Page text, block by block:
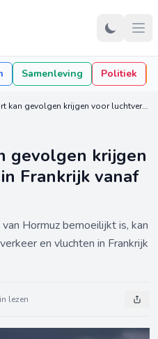
Samenleving Politiek
Kerosinetekort kan gevolgen krijgen voor luchtverkeer in Frankrijk vanaf mei
gevolgen krijgen
Frankrijk vanaf
Hormuz bemoeilijkt is, kan
en vluchten in Frankrijk
lezen